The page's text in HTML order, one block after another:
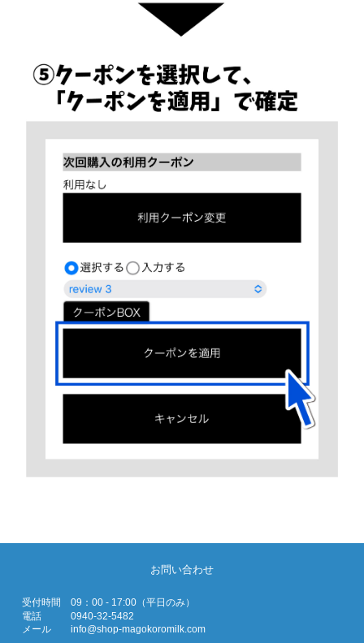
お問い合わせ
受付時間
09：00 - 17:00（平日のみ）
電話
0940-32-5482
メール
info@shop-magokoromilk.com